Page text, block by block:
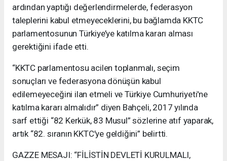
ardından yaptığı değerlendirmelerde, federasyon
taleplerini kabul etmeyeceklerini, bu bağlamda KKTC
parlamentosunun Türkiye’ye katılma kararı alması
gerektiğini ifade etti.
“KKTC parlamentosu acilen toplanmalı, seçim
sonuçları ve federasyona dönüşün kabul
edilemeyeceğini ilan etmeli ve Türkiye Cumhuriyeti'ne
katılma kararı almalıdır” diyen Bahçeli, 2017 yılında
sarf ettiği “82 Kerkük, 83 Musul” sözlerine atıf yaparak,
artık “82. sıranın KKTC’ye geldiğini” belirtti.
GAZZE MESAJI: “FİLİSTİN DEVLETİ KURULMALI,